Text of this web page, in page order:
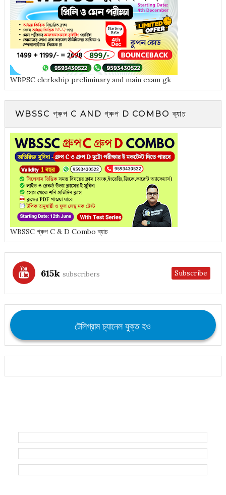
WBPSC clerkship preliminary and main exam gk
WBSSC গ্ৰুপ C AND গ্ৰুপ D COMBO ব্যাচ
WBSSC গ্ৰুপ C & D Combo ব্যাচ
615k subscribers Subscribe
টেলিগ্রাম চ্যানেল যুক্ত হও